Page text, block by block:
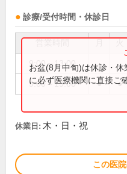
診療/受付時間・休診日
9:00～13:00
9:00～19:00 ● ●
お盆(8月中旬)は休診・
に必ず医療機関に直接ご
休業日: 木・日・祝
この医